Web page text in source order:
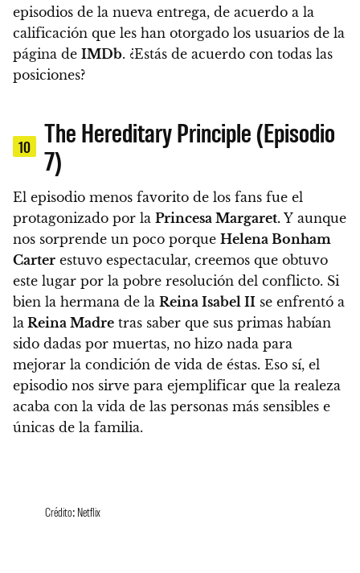
episodios de la nueva entrega, de acuerdo a la
calificación que les han otorgado los usuarios de la
página de IMDb. ¿Estás de acuerdo con todas las
posiciones?
10
The Hereditary Principle (Episodio
7)
El episodio menos favorito de los fans fue el
protagonizado por la Princesa Margaret. Y aunque
nos sorprende un poco porque Helena Bonham
Carter estuvo espectacular, creemos que obtuvo
este lugar por la pobre resolución del conflicto. Si
bien la hermana de la Reina Isabel II se enfrentó a
la Reina Madre tras saber que sus primas habían
sido dadas por muertas, no hizo nada para
mejorar la condición de vida de éstas. Eso sí, el
episodio nos sirve para ejemplificar que la realeza
acaba con la vida de las personas más sensibles e
únicas de la familia.
Crédito: Netflix